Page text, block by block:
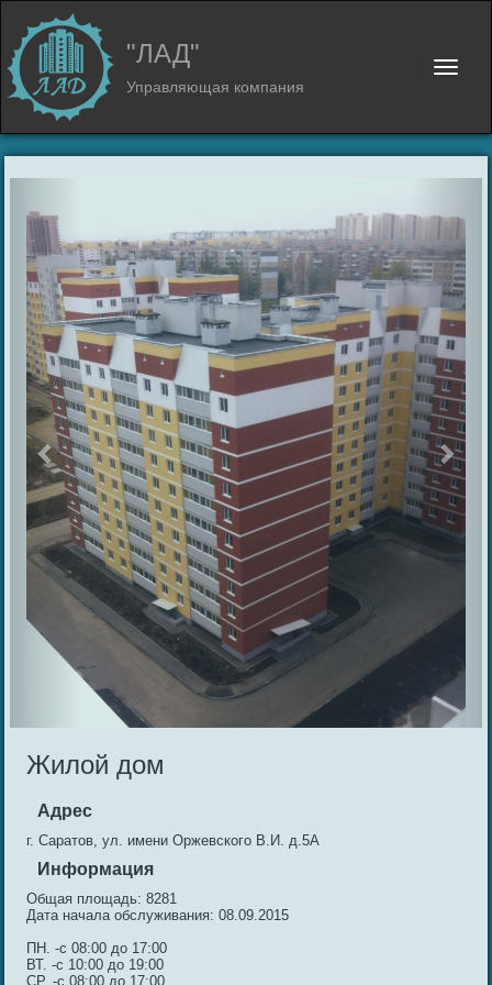
Toggle
"ЛАД"
Управляющая компания
Жилой дом
Адрес
г. Саратов, ул. имени Оржевского В.И. д.5А
Информация
Общая площадь: 8281
Дата начала обслуживания: 08.09.2015
ПН. -с 08:00 до 17:00
ВТ. -с 10:00 до 19:00
СР. -с 08:00 до 17:00